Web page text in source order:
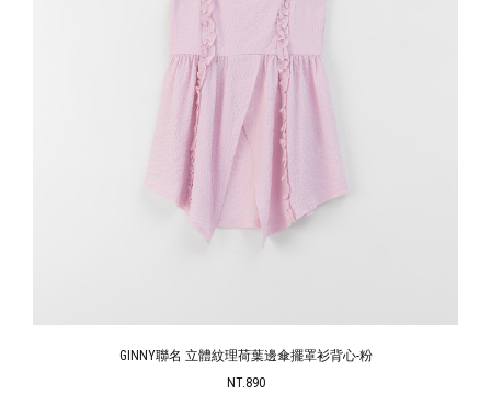
GINNY聯名 立體紋理荷葉邊傘擺罩衫背心-粉
NT.890